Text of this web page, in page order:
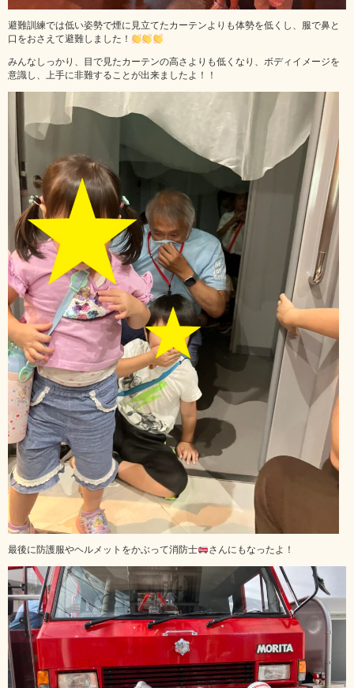
避難訓練では低い姿勢で煙に見立てたカーテンよりも体勢を低くし、服で鼻と
口をおさえて避難しました！
みんなしっかり、目で見たカーテンの高さよりも低くなり、ボディイメージを
意識し、上手に非難することが出来ましたよ！！
最後に防護服やヘルメットをかぶって消防士 さんにもなったよ！